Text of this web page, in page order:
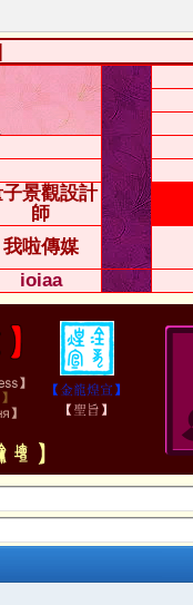
景觀設計
師
我啦傳媒
ioiaa